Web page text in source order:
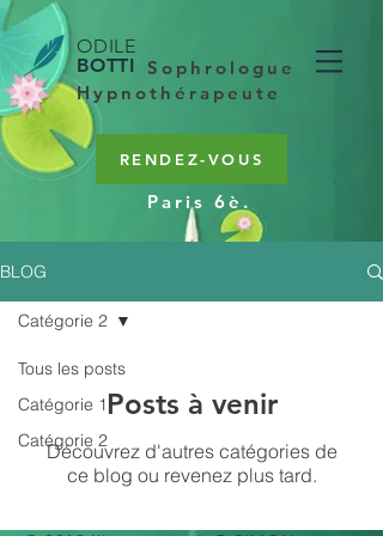
ODILE
BOTTI Sophrologue
Hypnothérapeute
RENDEZ-VOUS
Paris 6è.
BLOG
Tous les posts
Catégorie 1
Catégorie 2
Catégorie 2
Posts à venir
Découvrez d'autres catégories de
ce blog ou revenez plus tard.